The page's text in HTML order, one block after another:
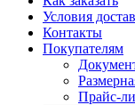
Условия
Контакты
Покупателям
Прайс-